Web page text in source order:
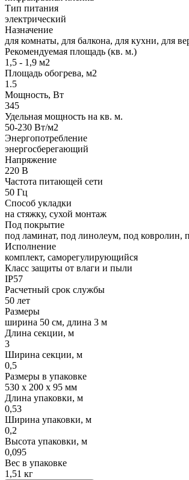
Тип питания
электрический
Назначение
для комнаты, для балкона, для кухни, для
Рекомендуемая площадь (кв. м.)
1,5 - 1,9 м2
Площадь обогрева, м2
1.5
Мощность, Вт
345
Удельная мощность на кв. м.
50-230 Вт/м2
Энергопотребление
энергосберегающий
Напряжение
220 В
Частота питающей сети
50 Гц
Способ укладки
на стяжку, сухой монтаж
Под покрытие
под ламинат, под линолеум, под ковролин,
Исполнение
комплект, саморегулирующийся
Класс защиты от влаги и пыли
IP57
Расчетный срок службы
50 лет
Размеры
ширина 50 см, длина 3 м
Длина секции, м
3
Ширина секции, м
0,5
Размеры в упаковке
530 х 200 х 95 мм
Длина упаковки, м
0,53
Ширина упаковки, м
0,2
Высота упаковки, м
0,095
Вес в упаковке
1,51 кг